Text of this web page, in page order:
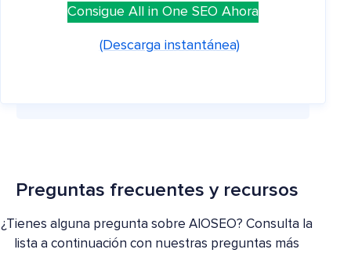
Consigue All in One SEO Ahora
(Descarga instantánea)
Preguntas frecuentes y recursos
¿Tienes alguna pregunta sobre AIOSEO? Consulta la
lista a continuación con nuestras preguntas más